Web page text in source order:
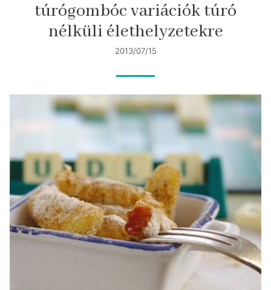
túrógombóc variációk túró
nélküli élethelyzetekre
2013/07/15